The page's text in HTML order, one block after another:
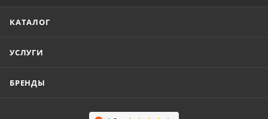
КАТАЛОГ
УСЛУГИ
БРЕНДЫ